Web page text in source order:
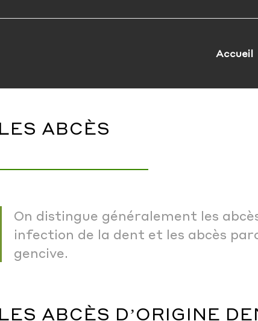
Accueil
LES ABCÈS
On distingue généralement les
infection de la dent et les abcès
gencive.
LES ABCÈS D’ORIGINE